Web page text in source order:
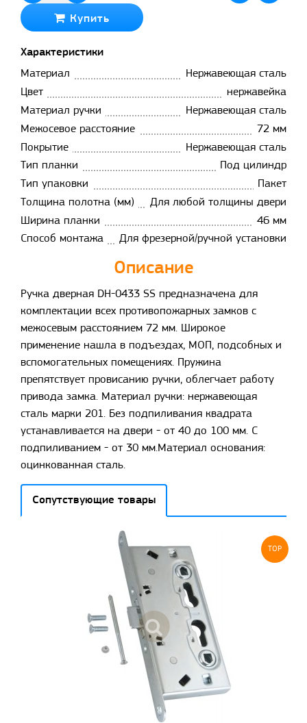
Купить
Характеристики
Материал
Нержавеющая сталь
Цвет
нержавейка
Материал ручки
Нержавеющая сталь
Межосевое расстояние
72 мм
Покрытие
Нержавеющая сталь
Тип планки
Под цилиндр
Тип упаковки
Пакет
Толщина полотна (мм)
Для любой толщины двери
Ширина планки
46 мм
Способ монтажа
Для фрезерной/ручной установки
Описание
Ручка дверная DH-0433 SS предназначена для
комплектации всех противопожарных замков с
межосевым расстоянием 72 мм. Широкое
применение нашла в подъездах, МОП, подсобных и
вспомогательных помещениях. Пружина
препятствует провисанию ручки, облегчает работу
привода замка. Материал ручки: нержавеющая
сталь марки 201. Без подпиливания квадрата
устанавливается на двери - от 40 до 100 мм. С
подпиливанием - от 30 мм.Материал основания:
оцинкованная сталь.
Сопутствующие товары
TOP